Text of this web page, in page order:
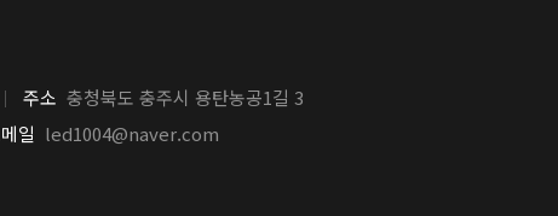
｜ 주소 충청북도 충주시 용탄농공1길 3
일 led1004@naver.com